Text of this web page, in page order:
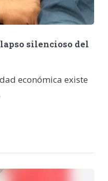
silencioso del
económica existe